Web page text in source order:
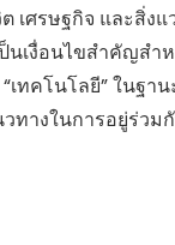
เศรษฐกิจ และสิ่ง
เงื่อนไขสำคัญสำ
ทคโนโลยี” ในฐา
างในการอยู่ร่วม